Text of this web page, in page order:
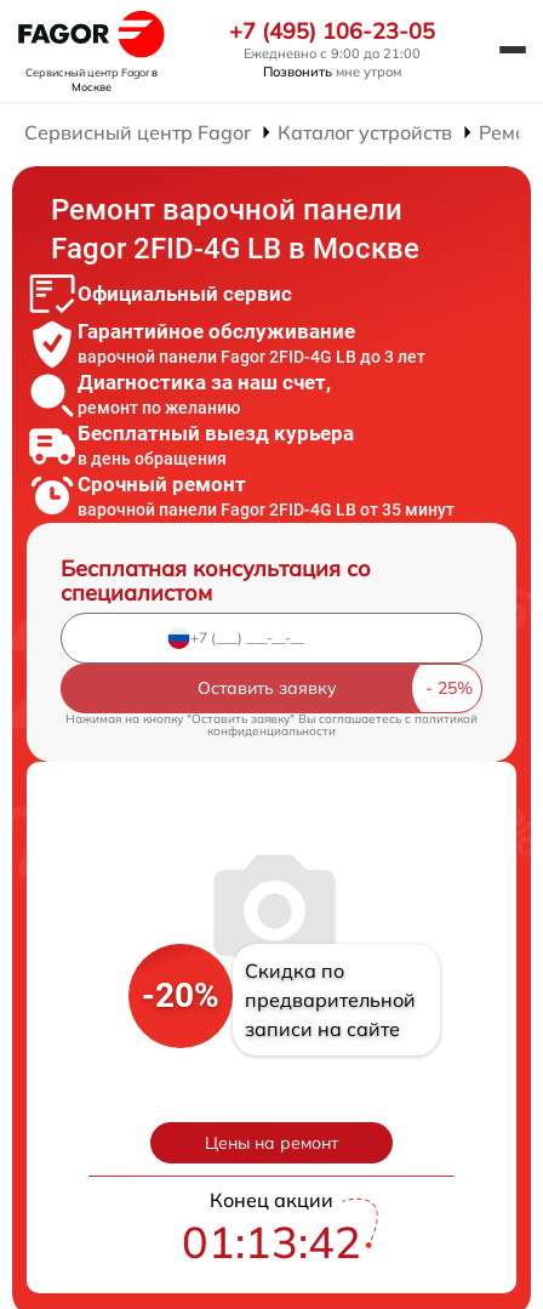
Сервисный центр Fagorв
Москве
+7 (495) 106-23-05
Ежедневно с 9:00 до 21:00
Позвонить мне утром
Сервисный центр Fagor Каталог устройств
Ремонт варочной панели
Fagor 2FID-4G LB в Москве
Официальный сервис
Гарантийное обслуживание
варочной панели Fagor 2FID-4G LB до 3 лет
Диагностика за наш счет,
ремонт по желанию
Бесплатный выезд курьера
в день обращения
Срочный ремонт
варочной панели Fagor 2FID-4G LB от 35 минут
Бесплатная консультация со
специалистом
Оставить заявку
Нажимая на кнопку "Оставить заявку" Вы соглашаетесь cполитикой
конфиденциальности
-20%
Скидка по
предварительной
записи на сайте
Цены на ремонт
Конец акции
01:13:41